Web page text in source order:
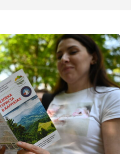
ОВА
парку
з безпеки
територіях.
спільно з
та
ДСНС України у